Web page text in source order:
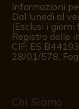
Informazioni
Dal lunedì al
(Esclusi i giorni
Registro delle
CIF: ES
28/01/578,
Chi Siamo